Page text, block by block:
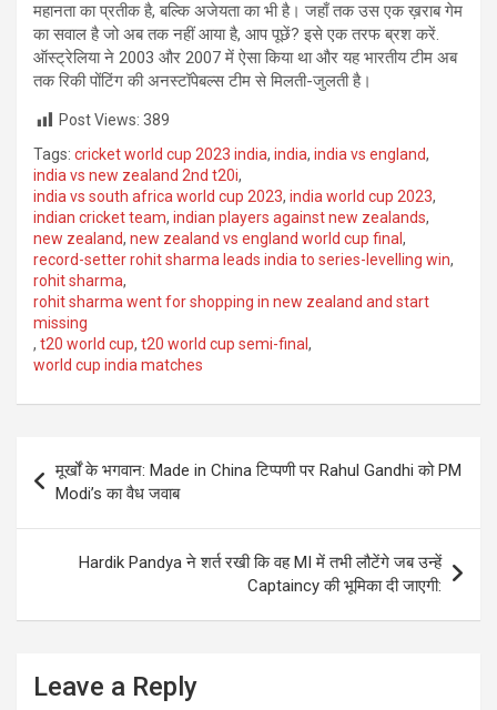
महानता का प्रतीक है, बल्कि अजेयता का भी है। जहाँ तक उस एक ख़राब गेम
का सवाल है जो अब तक नहीं आया है, आप पूछें? इसे एक तरफ ब्रश करें.
ऑस्ट्रेलिया ने 2003 और 2007 में ऐसा किया था और यह भारतीय टीम अब
तक रिकी पोंटिंग की अनस्टॉपेबल्स टीम से मिलती-जुलती है।
Post Views: 389
Tags: cricket world cup 2023 india, india, india vs england,
india vs new zealand 2nd t20i,
india vs south africa world cup 2023, india world cup 2023,
indian cricket team, indian players against new zealands,
new zealand, new zealand vs england world cup final ,
record-setter rohit sharma leads india to series-levelling win,
rohit sharma,
rohit sharma went for shopping in new zealand and start
missing
, t20 world cup, t20 world cup semi-final ,
world cup india matches
navigation
मूर्खों के भगवान: Made in China टिप्पणी पर Rahul Gandhi को PM
Modi’s का वैध जवाब
Hardik Pandya ने शर्त रखी कि वह MI में तभी लौटेंगे जब उन्हें
Captaincy की भूमिका दी जाएगी:
Leave a Reply